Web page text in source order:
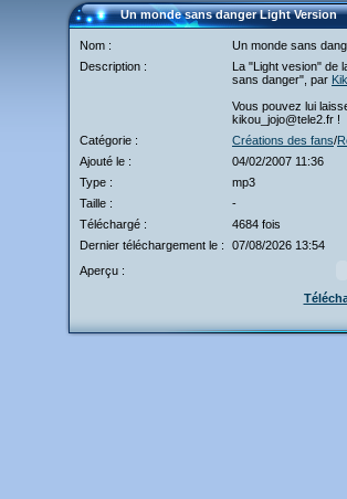
Un monde sans danger Light Version
Nom :
Un monde sans
Description :
La "Light vesion" de
sans danger", par
Vous pouvez lui
kikou_jojo@tele2.fr !
Catégorie :
Créations des fans/
Ajouté le :
04/02/2007 11:36
Type :
mp3
Taille :
-
Téléchargé :
4684 fois
Dernier téléchargement le :
07/08/2026 13:54
Aperçu :